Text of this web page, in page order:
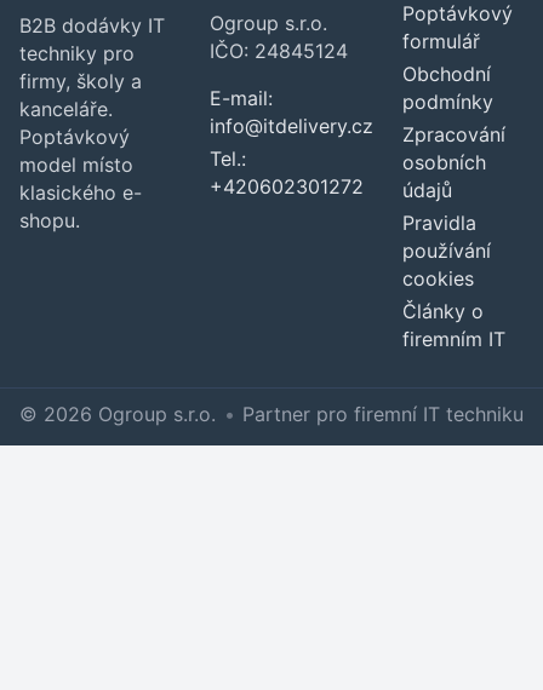
B2B dodávky IT
techniky pro
firmy, školy a
kanceláře.
Poptávkový
model místo
klasického e-
shopu.
Ogroup s.r.o.
IČO: 24845124
E-mail:
info@itdelivery.cz
Tel.:
+420602301272
Poptávkový
formulář
Obchodní
podmínky
Zpracování
osobních
údajů
Pravidla
používání
cookies
Články o
firemním IT
© 2026 Ogroup s.r.o. • Partner pro firemní IT techniku